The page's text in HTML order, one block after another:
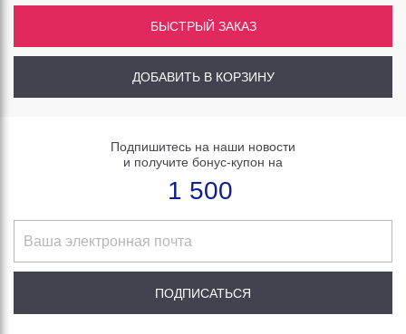
БЫСТРЫЙ ЗАКАЗ
ДОБАВИТЬ В КОРЗИНУ
Подпишитесь на наши новости
и получите бонус-купон на
1 500